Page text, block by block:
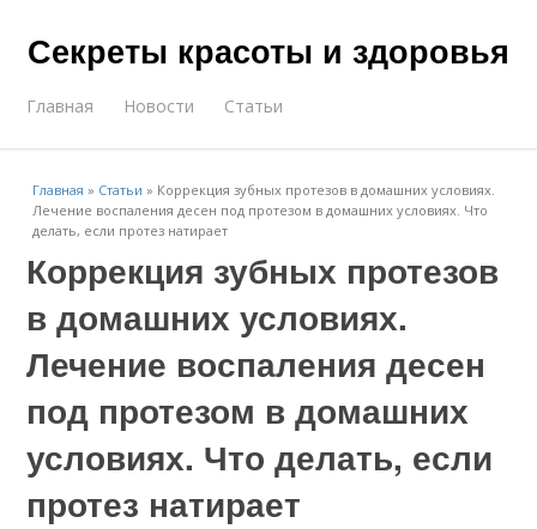
Секреты красоты и здоровья
Главная Новости Статьи
Главная » Статьи » Коррекция зубных протезов в домашних условиях.
Лечение воспаления десен под протезом в домашних условиях. Что
делать, если протез натирает
Коррекция зубных протезов
в домашних условиях.
Лечение воспаления десен
под протезом в домашних
условиях. Что делать, если
протез натирает